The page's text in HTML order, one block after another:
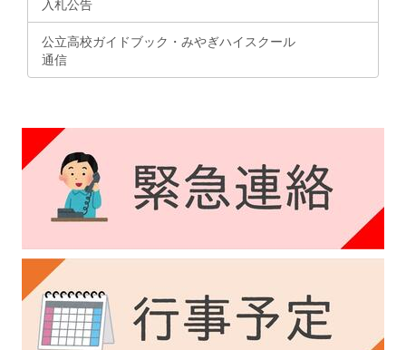
公立高校ガイドブック・みやぎハイスクール
通信